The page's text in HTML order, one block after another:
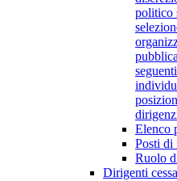
politico
Elenco
Posti di
Ruolo
Dirigenti